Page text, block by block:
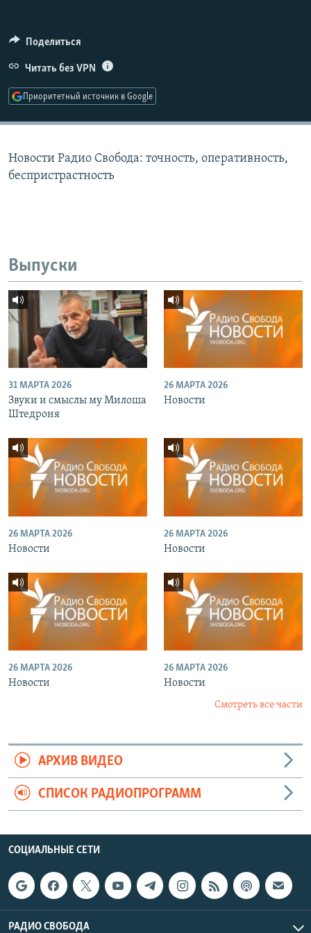
ПОДПИШИТЕСЬ НА РАССЫЛКУ
СОЦИАЛЬНЫЕ СЕТИ
Поделиться
Читать без VPN
Приоритетный источник в Google
Новости Радио Свобода: точность, оперативность,
беспристрастность
Выпуски
31 МАРТА 2026
Звуки и смыслы му Милоша
Штедроня
26 МАРТА 2026
Новости
26 МАРТА 2026
Новости
26 МАРТА 2026
Новости
26 МАРТА 2026
Новости
26 МАРТА 2026
Новости
Смотреть все части
АРХИВ ВИДЕО
СПИСОК РАДИОПРОГРАММ
СОЦИАЛЬНЫЕ СЕТИ
РАДИО СВОБОДА